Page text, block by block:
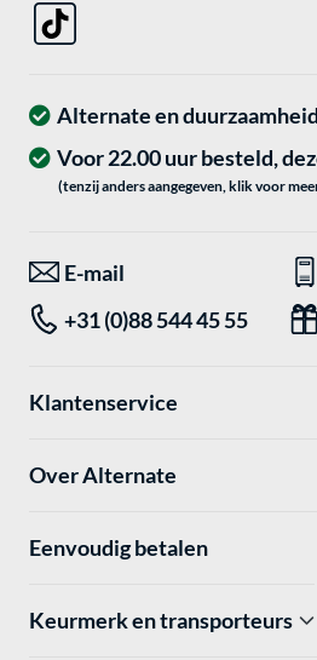
Alternate en duurzaamheid
Voor 22.00 uur besteld,
(tenzij anders aangegeven, klik voor
E-mail
+31 (0)88 544 45 55
Klantenservice
Over Alternate
Eenvoudig betalen
Keurmerk en transporteurs